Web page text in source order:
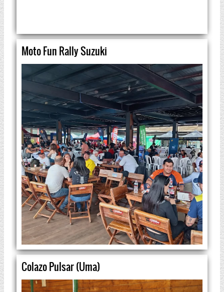
Moto Fun Rally Suzuki
Colazo Pulsar (Uma)